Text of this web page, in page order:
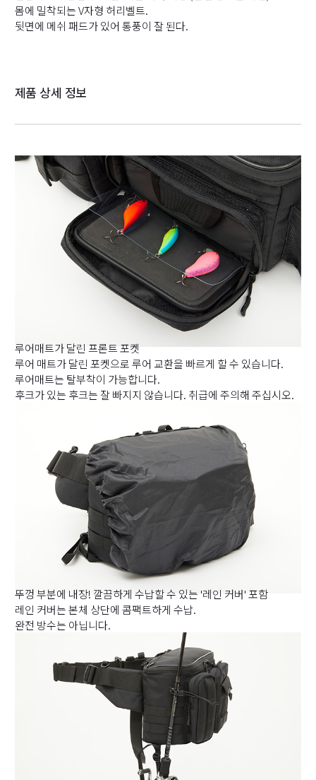
몸에 밀착되는 V자형 허리벨트.
뒷면에 메쉬 패드가 있어 통풍이 잘 된다.
제품 상세 정보
루어매트가 달린 프론트 포켓
루어 매트가 달린 포켓으로 루어 교환을 빠르게 할 수 있습니다.
루어매트는 탈부착이 가능합니다.
후크가 있는 후크는 잘 빠지지 않습니다. 취급에 주의해 주십시오.
뚜껑 부분에 내장! 깔끔하게 수납할 수 있는 '레인 커버' 포함
레인 커버는 본체 상단에 콤팩트하게 수납.
완전 방수는 아닙니다.